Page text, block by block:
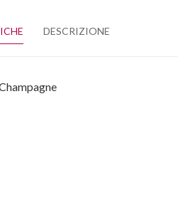
DESCRIZIONE